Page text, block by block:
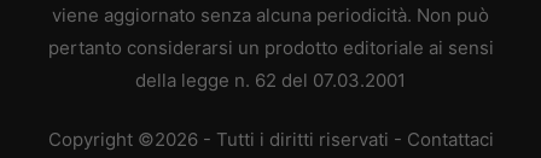
viene aggiornato senza alcuna periodicità. Non può
pertanto considerarsi un prodotto editoriale ai sensi
della legge n. 62 del 07.03.2001
Copyright ©2026 - Tutti i diritti riservati - Contattaci